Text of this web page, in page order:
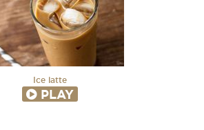
Ice latte
PLAY